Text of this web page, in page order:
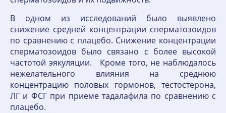
В одном из исследований было выявлено
снижение средней концентрации сперматозоидов
по сравнению с плацебо. Снижение концентрации
сперматозоидов было связано с более высокой
частотой эякуляции. Кроме того, не наблюдалось
нежелательного влияния на среднюю
концентрацию половых гормонов, тестостерона,
ЛГ и ФСГ при приеме тадалафила по сравнению с
плацебо.